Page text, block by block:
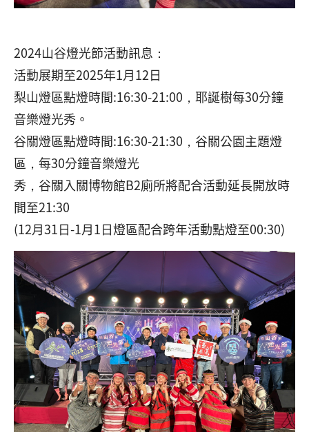
2024山谷燈光節活動訊息：
活動展期至2025年1月12日
梨山燈區點燈時間:16:30-21:00，耶誕樹每30分鐘
音樂燈光秀。
谷關燈區點燈時間:16:30-21:30，谷關公園主題燈
區，每30分鐘音樂燈光
秀，谷關入關博物館B2廁所將配合活動延長開放時
間至21:30
(12月31日-1月1日燈區配合跨年活動點燈至00:30)